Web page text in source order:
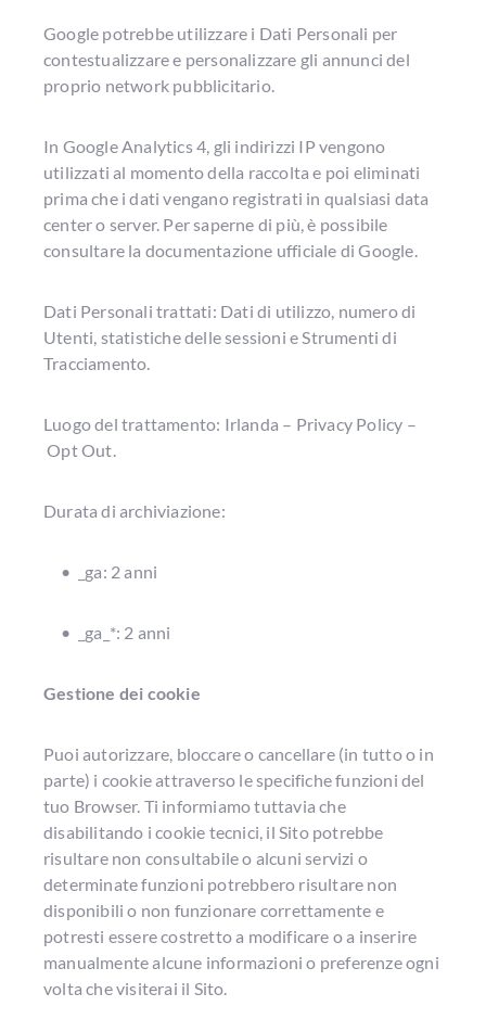
Google potrebbe utilizzare i Dati Personali per
contestualizzare e personalizzare gli annunci del
proprio network pubblicitario.
In Google Analytics 4, gli indirizzi IP vengono
utilizzati al momento della raccolta e poi eliminati
prima che i dati vengano registrati in qualsiasi data
center o server. Per saperne di più, è possibile
consultare la documentazione ufficiale di Google.
Dati Personali trattati: Dati di utilizzo, numero di
Utenti, statistiche delle sessioni e Strumenti di
Tracciamento.
Luogo del trattamento: Irlanda – Privacy Policy –
Opt Out.
Durata di archiviazione:
_ga: 2 anni
_ga_*: 2 anni
Gestione dei cookie
Puoi autorizzare, bloccare o cancellare (in tutto o in
parte) i cookie attraverso le specifiche funzioni del
tuo Browser. Ti informiamo tuttavia che
disabilitando i cookie tecnici, il Sito potrebbe
risultare non consultabile o alcuni servizi o
determinate funzioni potrebbero risultare non
disponibili o non funzionare correttamente e
potresti essere costretto a modificare o a inserire
manualmente alcune informazioni o preferenze ogni
volta che visiterai il Sito.